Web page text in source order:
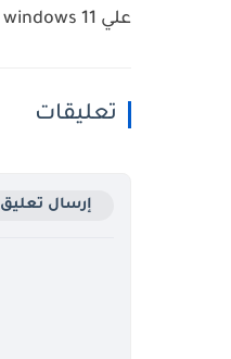
علي windows 11 بسهولة
تعليقات
إرسال تعليق